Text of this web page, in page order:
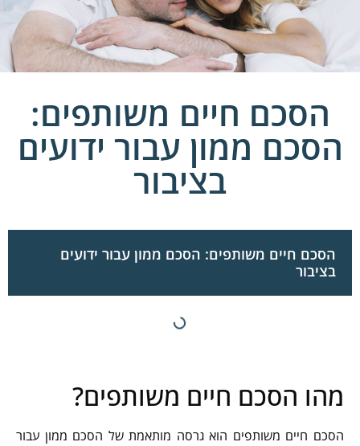
הסכם חיים משותפים:
הסכם ממון עבור ידועים
בציבור
הסכם חיים משותפים: הסכם ממון עבור ידועים
בציבור
מהו הסכם חיים משותפים?
הסכם חיים משותפים הוא גרסה מותאמת של הסכם ממון עבור